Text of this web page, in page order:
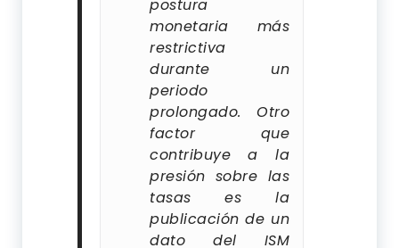
postura
monetaria más
restrictiva
durante un
periodo
prolongado. Otro
factor que
contribuye a la
presión sobre las
tasas es la
publicación de un
dato del ISM